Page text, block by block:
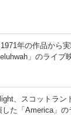
年の作品から
」のライブ
、スコットラン
した「America」の